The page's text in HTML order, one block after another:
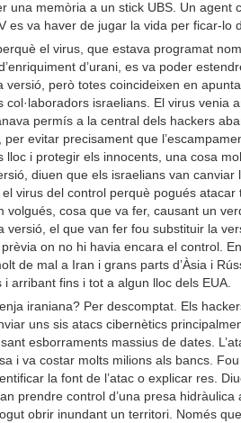
una memòria a un stick UBS. Un agent
es va haver de jugar la vida per ficar-lo
el virus, que estava programat
d’urani, es va poder
versió, però totes coincideixen en
col·laboradors israelians. El virus venia
permís a la central dels hackers
evitar precisament que
lloc i protegir els innocents, una cosa
diuen que els israelians van canviar
virus del control perquè pogués atacar
volgués, cosa que va fer, causant un
versió, el que van fer fou substituir la
on no hi havia encara el control.
de mal a Iran i grans parts d’Àsia i
arribant fins i tot a algun lloc dels EUA.
iraniana? Per descomptat. Els
uns sis atacs cibernètics
esborraments massius de dates.
i va costar molts milions als bancs.
la font de l’atac o explicar res.
prendre control d’una presa hidràulica
obrir inundant un territori. Només